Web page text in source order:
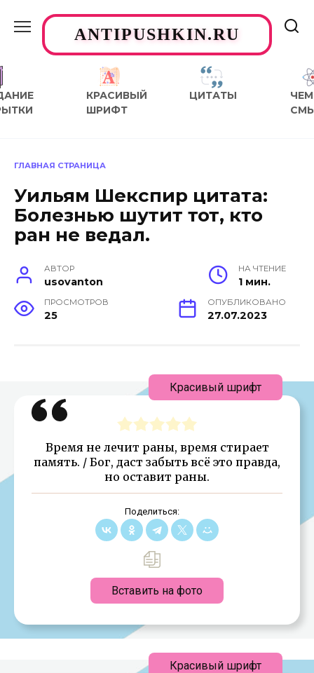
содержаниюANTIPUSHKIN.RU
КРАСИВЫЙ
ШРИФТ
ЦИТАТЫ
ЧЕМ
ГЛАВНАЯ СТРАНИЦА
Уильям Шекспир цитата:
Болезнью шутит тот, кто
ран не ведал.
АВТОР
usovanton
НА ЧТЕНИЕ
1 мин.
ПРОСМОТРОВ
25
ОПУБЛИКОВАНО
27.07.2023
Время не лечит раны, время стирает
память. / Бог, даст забыть всё это правда,
но оставит раны.
Поделиться:
Вставить на фото
Красивый шрифт
Красивый шрифт